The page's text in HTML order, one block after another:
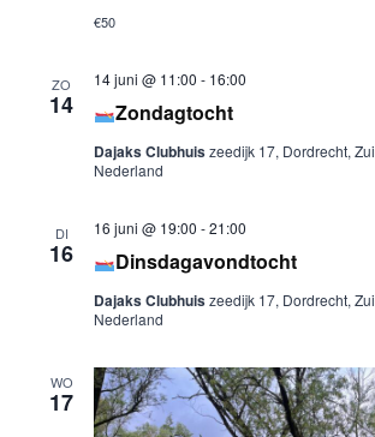
€50
ZO
14 Zondagtocht
14 juni @ 11:00 - 16:00
Dajaks Clubhuiszeedijk 17, Dordrecht,
Nederland
DI
16 Dinsdagavondtocht
16 juni @ 19:00 -21:00
Dajaks Clubhuiszeedijk 17, Dordrecht,
Nederland
WO
17